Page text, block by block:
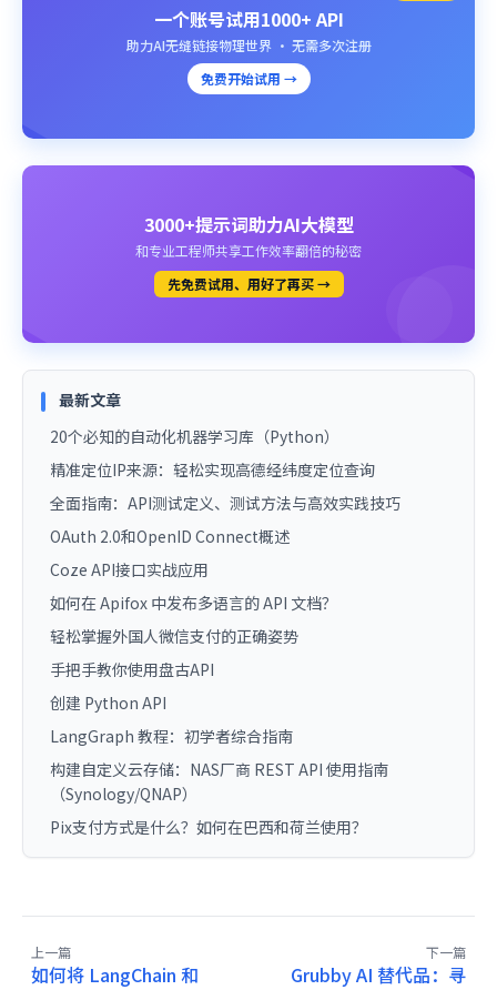
一个账号试用1000+ API
助力AI无缝链接物理世界 · 无需多次注册
免费开始试用 →
3000+提示词助力AI大模型
和专业工程师共享工作效率翻倍的秘密
先免费试用、用好了再买 →
最新文章
20个必知的自动化机器学习库（Python）
精准定位IP来源：轻松实现高德经纬度定位查询
全面指南：API测试定义、测试方法与高效实践技巧
OAuth 2.0和OpenID Connect概述
Coze API接口实战应用
如何在 Apifox 中发布多语言的 API 文档？
轻松掌握外国人微信支付的正确姿势
手把手教你使用盘古API
创建 Python API
LangGraph 教程：初学者综合指南
构建自定义云存储：NAS厂商 REST API 使用指南
（Synology/QNAP）
Pix支付方式是什么？如何在巴西和荷兰使用？
上一篇
如何将 LangChain 和
下一篇
Grubby AI 替代品：寻